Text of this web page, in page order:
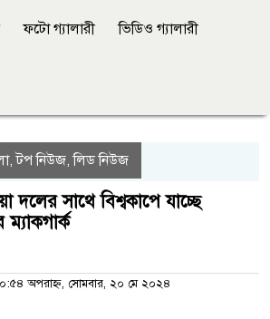
ফটো গ্যালারী ভিডিও গ্যালারী
,টপ নিউজ,লিড নিউজ
দলের সাথে বিশ্বকাপে যাচ্ছে
ম্যাকগার্ক
অপরাহ্ন, সোমবার, ২০ মে ২০২৪